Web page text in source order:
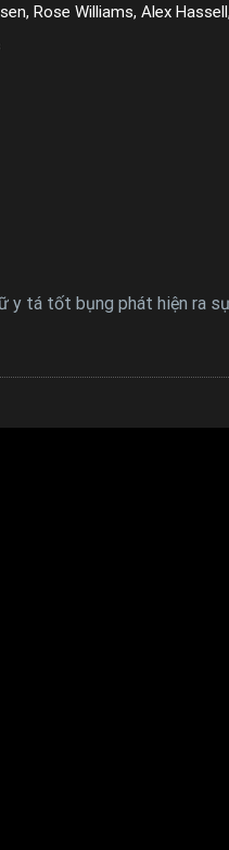
Rose Williams, Alex
tá tốt bụng phát hiện ra